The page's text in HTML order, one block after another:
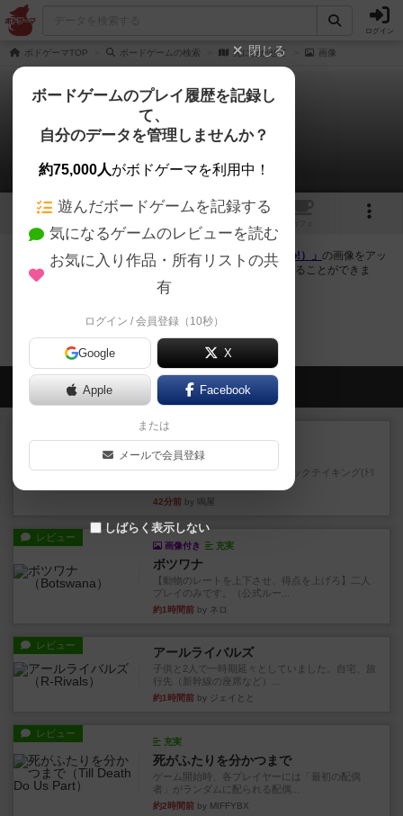
ログイン
ボドゲーマTOP ボードゲームの検索 先に行かせて 画像
先に行かせて
0件の画像
ボドゲーマにログインすると、 「先に行かせて（Gotta Go!）」 の画像をアッ
プロード出来たり、他のユーザーの投稿画像に評価を付けることができま
す。また、トップ6の画像は様々なページで表示されます。
先に行かせてのトップに戻る
会員の新しい投稿
パーラ
率直に遊んだ感想を言う！トリックテイキング(ﾄﾘ
42分前 by 鳴屋
レビュー
画像付き 充実
ボツワナ
【動物のレートを上下させ、得点を上げろ】二人
プレイのみです。（公式ルー...
約1時間前 by ネロ
レビュー アールライバルズ
子供と2人で一時期延々としていました。自宅、旅
行先（新幹線の座席など）...
約1時間前 by ジェイとと
レビュー
充実
死がふたりを分かつまで
ゲーム開始時、各プレイヤーには「最初の配偶
者」がランダムに配られる配偶...
約2時間前 by MIFFYBX
閉じる
ボードゲームのプレイ履歴を記録し
て、
自分のデータを管理しませんか？
約75,000人がボドゲーマを利用中！
遊んだボードゲームを記録する
気になるゲームのレビューを読む
お気に入り作品・所有リストの共
有
ログイン / 会員登録（10秒）
Google X
Apple Facebook
または
メールで会員登録
しばらく表示しない